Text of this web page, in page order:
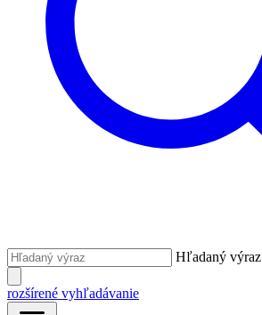
Hľadaný výraz
rozšírené vyhľadávanie